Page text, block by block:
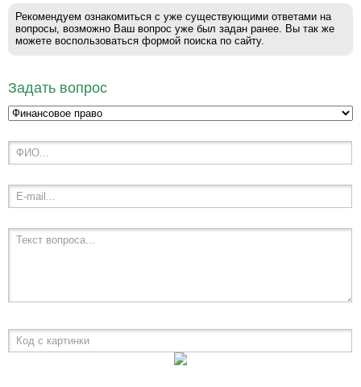
Рекомендуем ознакомиться с уже существующими ответами на
вопросы, возможно Ваш вопрос уже был задан ранее. Вы так же
можете воспользоваться формой поиска по сайту.
Задать вопрос
ФИО...
E-mail...
Текст вопроса...
Код с картинки